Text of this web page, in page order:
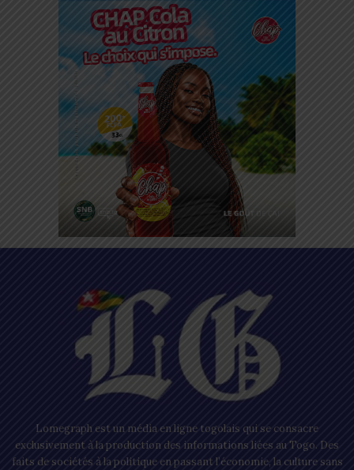
Lomegraph est un média en ligne togolais qui se consacre
exclusivement à la production des informations liées au Togo. Des
faits de sociétés à la politique en passant l’économie, la culture sans